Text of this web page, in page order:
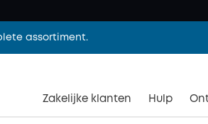
assortiment.
Zakelijke klanten Hulp